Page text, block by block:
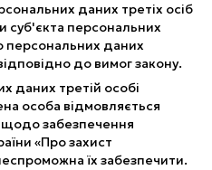
даних третіх осіб
суб'єкта персональних
персональних даних
до вимог закону.
даних третій особі
особа відмовляється
щодо забезпечення
«Про захист
їх забезпечити.